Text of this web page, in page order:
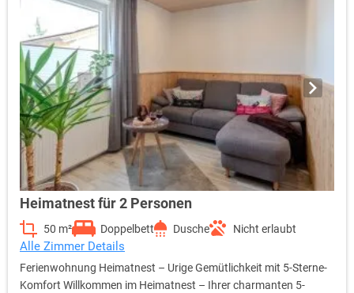
Heimatnest für 2 Personen
50 m² Doppelbett Dusche Nicht erlaubt
Alle Zimmer Details
Ferienwohnung Heimatnest – Urige Gemütlichkeit mit 5-Sterne-
Komfort Willkommen im Heimatnest – Ihrer charmanten 5-